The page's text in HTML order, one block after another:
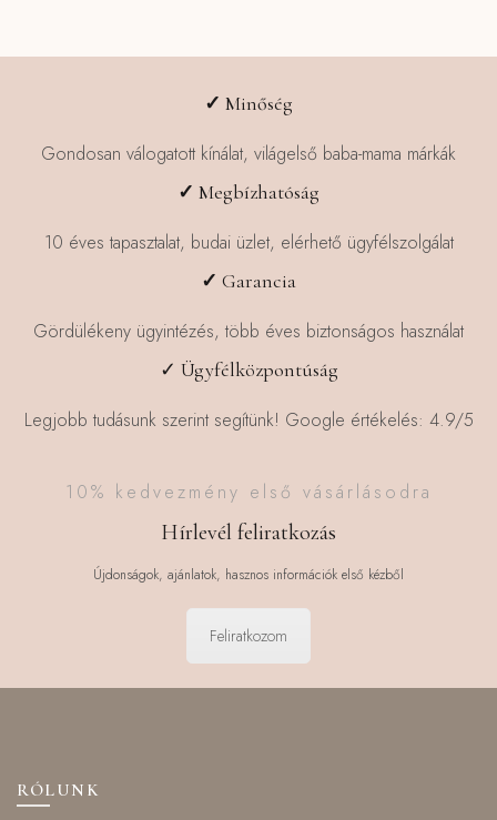
✓ Minőség
Gondosan válogatott kínálat, világelső baba-mama márkák
✓ Megbízhatóság
10 éves tapasztalat, budai üzlet, elérhető ügyfélszolgálat
✓ Garancia
Gördülékeny ügyintézés, több éves biztonságos használat
✓ Ügyfélközpontúság
Legjobb tudásunk szerint segítünk! Google értékelés: 4.9/5
10% kedvezmény első vásárlásodra
Hírlevél feliratkozás
Újdonságok, ajánlatok, hasznos információk első kézből
Feliratkozom
RÓLUNK